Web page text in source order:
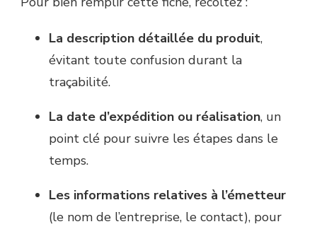
La description détaillée du produit,
évitant toute confusion durant la
traçabilité.
La date d’expédition ou réalisation, un
point clé pour suivre les étapes dans le
temps.
Les informations relatives à l’émetteur
(le nom de l’entreprise, le contact), pour